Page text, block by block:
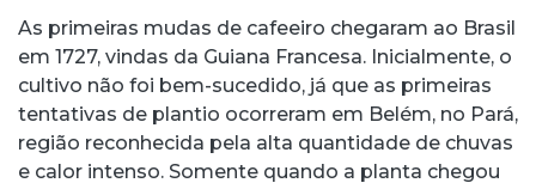
As primeiras mudas de cafeeiro chegaram ao Brasil
em 1727, vindas da Guiana Francesa. Inicialmente, o
cultivo não foi bem-sucedido, já que as primeiras
tentativas de plantio ocorreram em Belém, no Pará,
região reconhecida pela alta quantidade de chuvas
e calor intenso. Somente quando a planta chegou